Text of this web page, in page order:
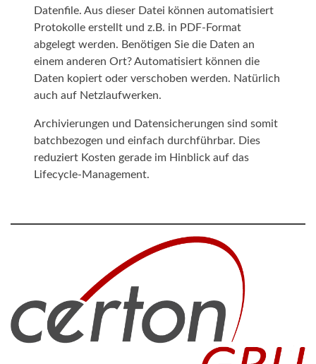
Datenfile. Aus dieser Datei können automatisiert
Protokolle erstellt und z.B. in PDF-Format
abgelegt werden. Benötigen Sie die Daten an
einem anderen Ort? Automatisiert können die
Daten kopiert oder verschoben werden. Natürlich
auch auf Netzlaufwerken.
Archivierungen und Datensicherungen sind somit
batchbezogen und einfach durchführbar. Dies
reduziert Kosten gerade im Hinblick auf das
Lifecycle-Management.